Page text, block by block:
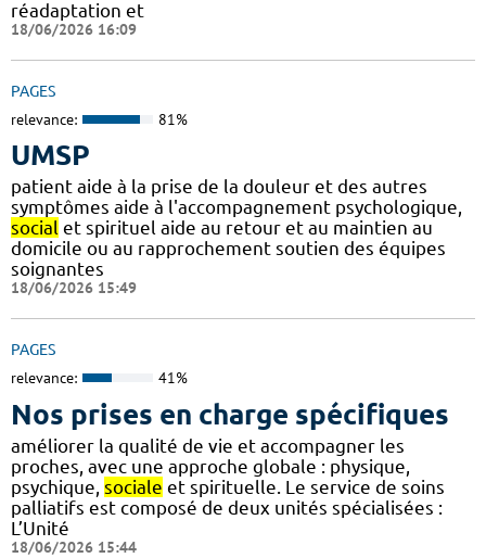
réadaptation et
18/06/2026 16:09
PAGES
relevance: 81%
UMSP
patient aide à la prise de la douleur et des autres
symptômes aide à l'accompagnement psychologique,
social et spirituel aide au retour et au maintien au
domicile ou au rapprochement soutien des équipes
soignantes
18/06/2026 15:49
PAGES
relevance: 41%
Nos prises en charge spécifiques
améliorer la qualité de vie et accompagner les
proches, avec une approche globale : physique,
psychique, sociale et spirituelle. Le service de soins
palliatifs est composé de deux unités spécialisées :
L’Unité
18/06/2026 15:44